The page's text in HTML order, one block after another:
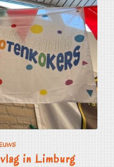
in Limburg